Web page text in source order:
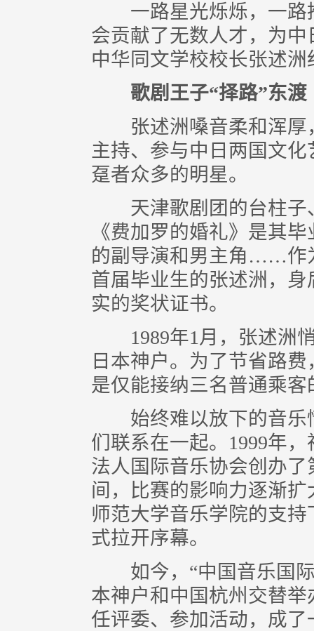
一路星光烁烁，一路
会贡献了无数人才，为
中华同文学校校长张述
歌剧王子“择路”东渡
张述洲嗓音柔和浑厚
主持、参与中日两国文
趸者众多的明星。
天津歌剧团的台柱子
《费加罗的婚礼》是其
的副导演和男主角……作
首届毕业生的张述洲，
实的奖状证书。
1989年1月，张述洲悄
日本神户。为了节省路
是仅能接纳三名普通乘客
始终难以放下的音乐
们联系在一起。1999年
法人国际音乐协会创办
间，比赛的影响力逐渐
师范大学音乐学院的支
式拉开序幕。
如今，“中国音乐国际
本神户和中国杭州交替
任评委、参加活动，成